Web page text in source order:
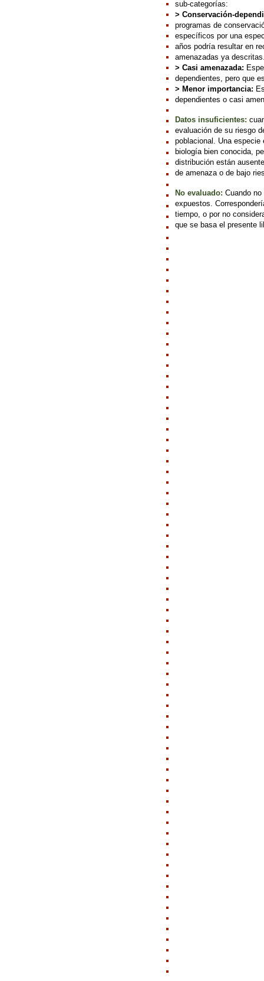
sub-categorías:
> Conservación-
programas de
específicos por una
años podría resultar en
amenazadas ya
> Casi amenazada:
dependientes, pero que
> Menor importancia:
dependientes o casi
Datos insuficientes:
evaluación de su riesgo
poblacional. Una
biología bien conocida,
distribución están
de amenaza o de bajo
No evaluado: Cuando
expuestos.
tiempo, o por no
que se basa el presente